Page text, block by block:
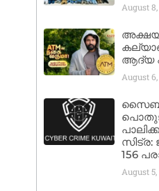
August
അക്ഷയ
ആദ്യ
August
സൈബർ
സിട്ര:
156
August